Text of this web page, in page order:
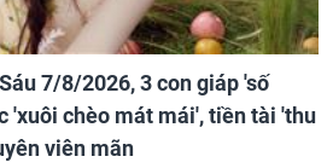
7/8/2026, 3 con giáp 'số
'xuôi chèo mát mái', tiền tài 'thu
viên mãn